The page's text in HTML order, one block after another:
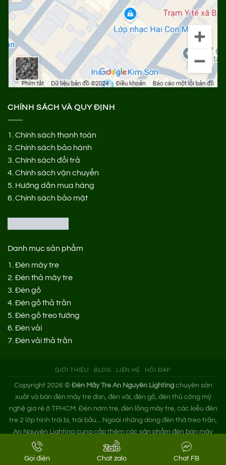
Gọi điện Chat zalo Chat FB
CHÍNH SÁCH VÀ QUY ĐỊNH
1. Chính sách thanh toán
2. Chính sách bảo hành
3. Chính sách đổi trả
4. Chính sách vận chuyển
5. Hướng dẫn mua hàng
6. Chính sách bảo mật
Danh mục sản phẩm
1. Đèn mây tre
2. Đèn thả mây tre
3. Đèn gỗ
4. Đèn gỗ thả trần
5. Đèn gỗ treo tường
6. Đèn vải
7. Đèn vải thả trần
GIỚI THIỆU BLOG LIÊN HỆ HỎI ĐÁP
Copyright 2026 © Đèn Mây Tre An Nguyên Lightingchuyên sản
xuất và bán đèn mây tre đan, đèn vải, đèn gỗ, đèn thủ công mỹ
nghệ giá rẻ ở TPHCM. Đèn nơm tre, đèn lồng mây tre, các kiểu đèn
tre 2 lớp hình trái bí, trái bầu... Ngoài những dòng đèn thả treo trần,
An Nguyên Lighting cung cấp thêm các sản phẩm đèn bàn mây
tre. Nếu bạn cần tìm xưởng đèn mây tre trang trí hoặc mua đèn tre
đan giá sỉ hãy liên hệ ngay An Nguyên nhé!